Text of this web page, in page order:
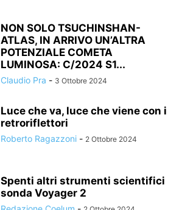
NON SOLO TSUCHINSHAN-
ATLAS, IN ARRIVO UN’ALTRA
POTENZIALE COMETA
LUMINOSA: C/2024 S1...
Claudio Pra - 3 Ottobre 2024
Luce che va, luce che viene con i
retroriflettori
Roberto Ragazzoni - 2 Ottobre 2024
Spenti altri strumenti scientifici
sonda Voyager 2